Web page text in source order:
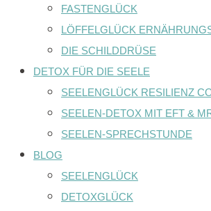
FASTENGLÜCK
LÖFFELGLÜCK
DIE SCHILDDRÜSE
DETOX FÜR DIE SEELE
SEELENGLÜCK RESILIENZ
SEELEN-DETOX MIT EFT &
SEELEN-SPRECHSTUNDE
BLOG
SEELENGLÜCK
DETOXGLÜCK